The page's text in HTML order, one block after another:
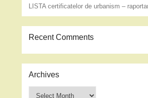
LISTA certificatelor de urbanism –
Recent Comments
Archives